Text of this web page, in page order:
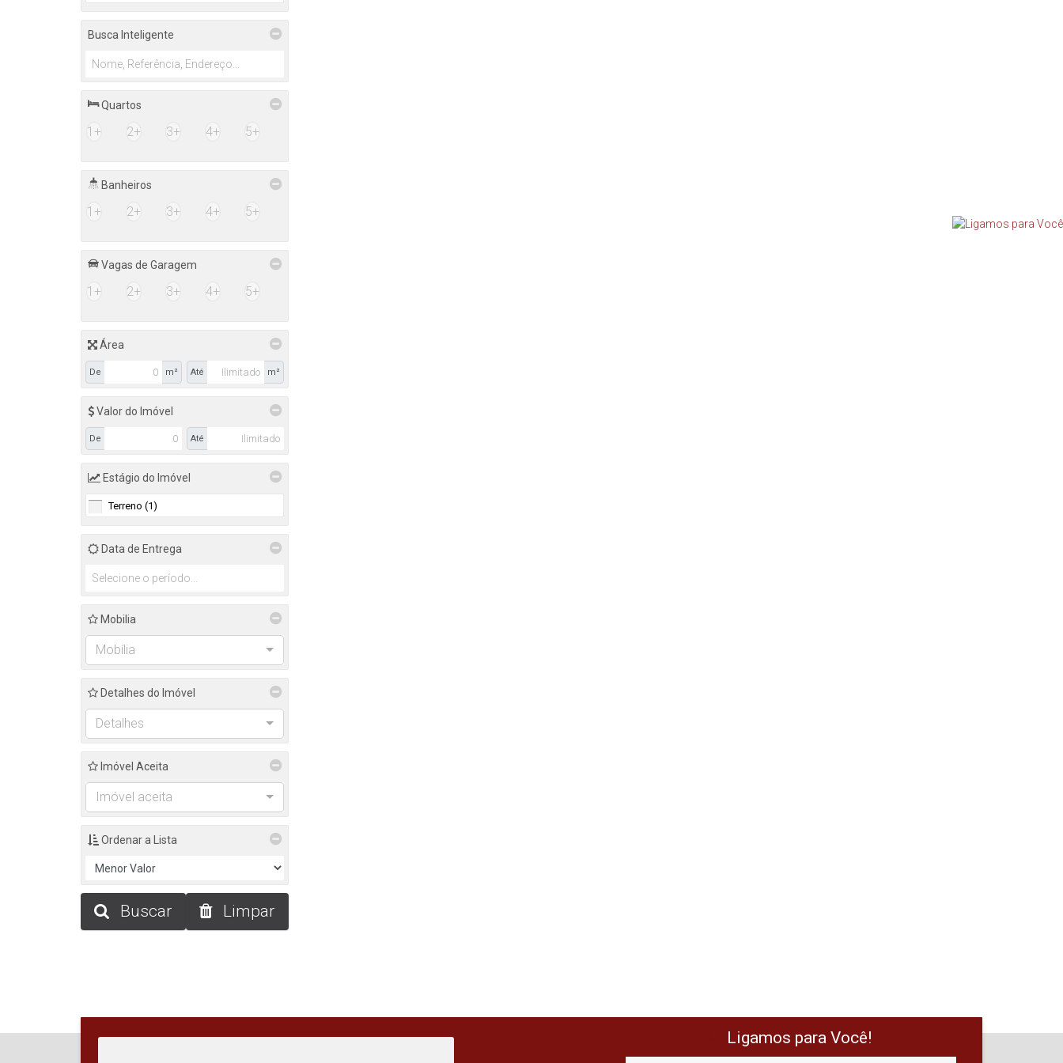
Gaspar (2)
Bela Vista (2)
Ilhota (1)
Busca Inteligente
Quartos
1+ 2+ 3+ 4+ 5+
Banheiros
1+ 2+ 3+ 4+ 5+
Vagas de Garagem
1+ 2+ 3+ 4+ 5+
Área
De m² Até m²
Valor do Imóvel
De Até
Estágio do Imóvel
Terreno (1)
Data de Entrega
Mobilia
Mobília
Detalhes do Imóvel
Detalhes
Imóvel Aceita
Imóvel aceita
Ordenar a Lista
Buscar Limpar
Ligamos para Você!